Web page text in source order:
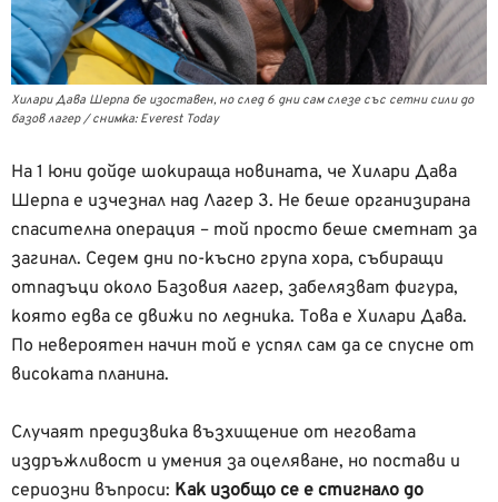
Хилари Дава Шерпа бе изоставен, но след 6 дни сам слезе със сетни сили до
базов лагер / снимка: Everest Today
На 1 юни дойде шокираща новината, че Хилари Дава
Шерпа е изчезнал над Лагер 3. Не беше организирана
спасителна операция – той просто беше сметнат за
загинал. Седем дни по-късно група хора, събиращи
отпадъци около Базовия лагер, забелязват фигура,
която едва се движи по ледника. Това е Хилари Дава.
По невероятен начин той е успял сам да се спусне от
високата планина.
Случаят предизвика възхищение от неговата
издръжливост и умения за оцеляване, но постави и
сериозни въпроси: Как изобщо се е стигнало до